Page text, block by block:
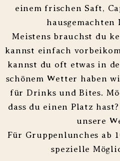
einem frischen Saft,
hausgemachten
Meistens brauchst du
kannst einfach
kannst du oft etwas in
schönem Wetter haben
für Drinks und Bites.
dass du einen Platz
unsere
Für Gruppenlunches ab
spezielle